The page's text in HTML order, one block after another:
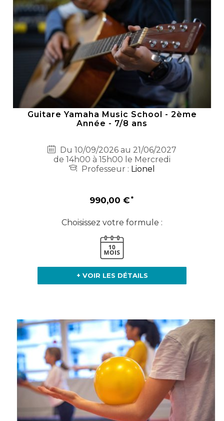
Guitare Yamaha Music School - 2ème
Année - 7/8 ans
Du 10/09/2026 au 21/06/2027
de 14h00 à 15h00 le Mercredi
Professeur : Lionel
990,00 €
Choisissez votre formule :
+ VOIR LES DÉTAILS